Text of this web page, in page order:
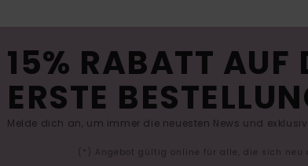
15% RABATT AUF
ERSTE
Melde dich an, um immer die neuesten News und
(*) Angebot gültig online für alle, die sich neu